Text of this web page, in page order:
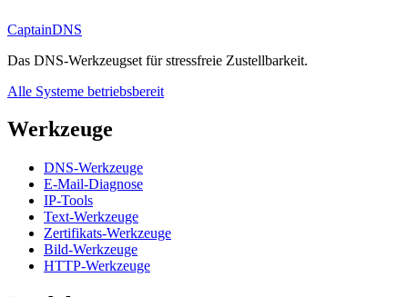
CaptainDNS
Das DNS-Werkzeugset für stressfreie Zustellbarkeit.
Alle Systeme betriebsbereit
Werkzeuge
DNS-Werkzeuge
E-Mail-Diagnose
IP-Tools
Text-Werkzeuge
Zertifikats-Werkzeuge
Bild-Werkzeuge
HTTP-Werkzeuge